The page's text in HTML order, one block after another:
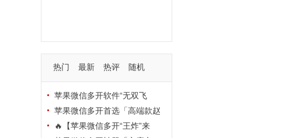
热门 最新 热评 随机
苹果微信多开软件“无双飞
将”深度评测：TF正式码+7天退
换，拍拍卡激活码商城正品保障
苹果微信多开首选「高端款赵
云」：TF正式码+斗战神8073
🔥【苹果微信多开“王炸”来